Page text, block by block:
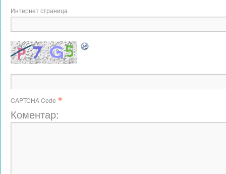
Интернет страница
CAPTCHA Code *
Коментар: